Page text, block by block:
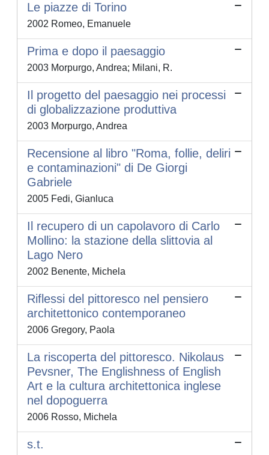
Le piazze di Torino
2002 Romeo, Emanuele
Prima e dopo il paesaggio
2003 Morpurgo, Andrea; Milani, R.
Il progetto del paesaggio nei processi
di globalizzazione produttiva
2003 Morpurgo, Andrea
Recensione al libro "Roma, follie, deliri
e contaminazioni" di De Giorgi
Gabriele
2005 Fedi, Gianluca
Il recupero di un capolavoro di Carlo
Mollino: la stazione della slittovia al
Lago Nero
2002 Benente, Michela
Riflessi del pittoresco nel pensiero
architettonico contemporaneo
2006 Gregory, Paola
La riscoperta del pittoresco. Nikolaus
Pevsner, The Englishness of English
Art e la cultura architettonica inglese
nel dopoguerra
2006 Rosso, Michela
s.t.